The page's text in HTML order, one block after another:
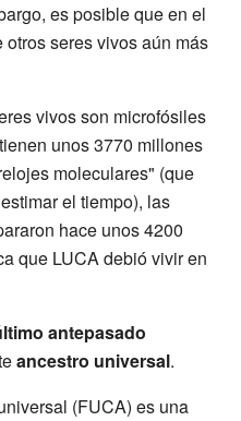
es posible que en el
seres vivos aún más
vivos son microfósiles
unos 3770 millones
moleculares" (que
el tiempo), las
hace unos 4200
que LUCA debió vivir en
antepasado
ancestro universal.
(FUCA) es una